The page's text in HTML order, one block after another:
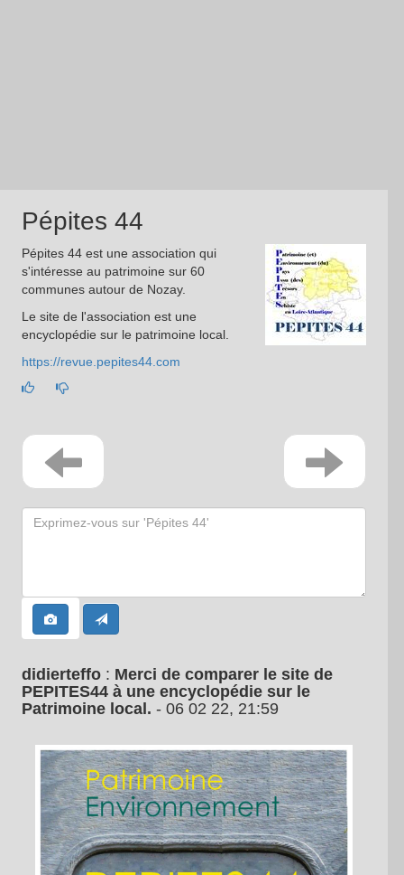
Pépites 44
Pépites 44 est une association qui
s'intéresse au patrimoine sur 60
communes autour de Nozay.
Le site de l'association est une
encyclopédie sur le patrimoine local.
https://revue.pepites44.com
didierteffo: Merci de comparer le site de
PEPITES44 à une encyclopédie sur le
Patrimoine local. - 06 02 22, 21:59